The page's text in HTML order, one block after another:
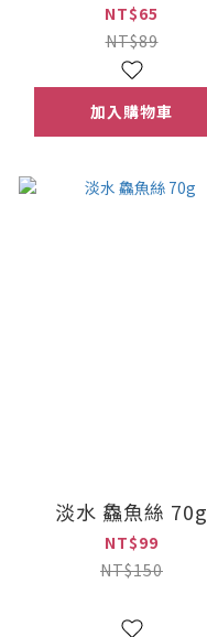
NT$65
NT$89
加入購物車
淡水 鱻魚絲 70g
NT$99
NT$150